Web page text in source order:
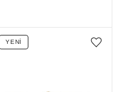
Favorilere ekle/çıkar
YENI